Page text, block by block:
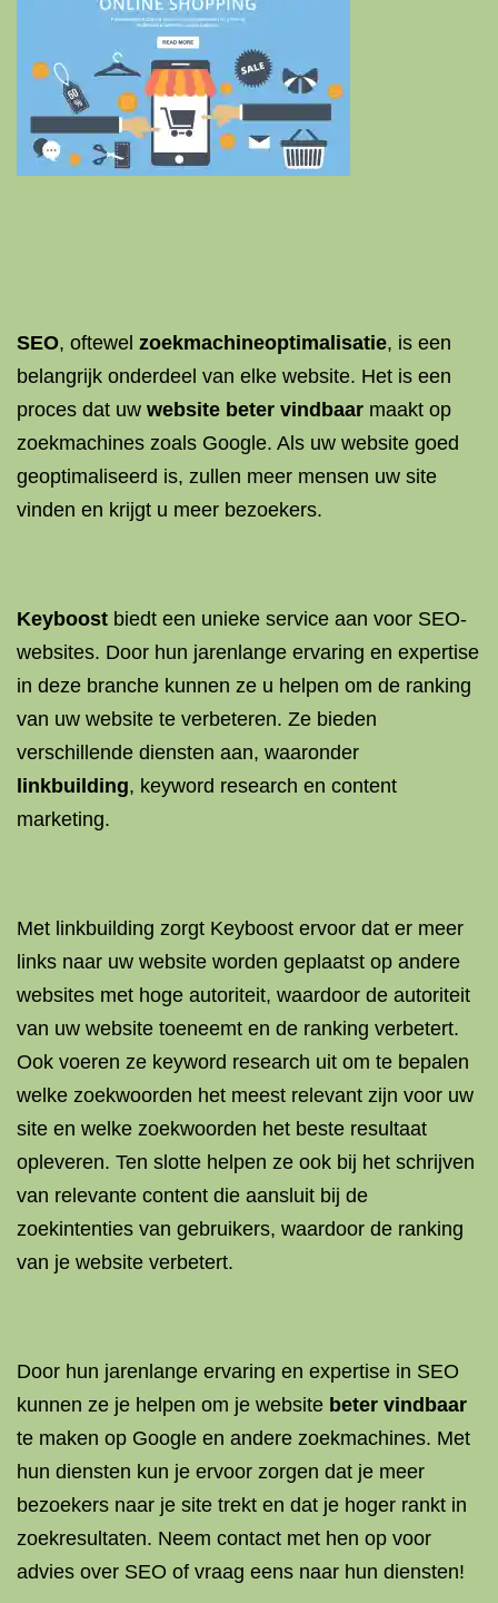
SEO, oftewel zoekmachineoptimalisatie, is een
belangrijk onderdeel van elke website. Het is een
proces dat uw website beter vindbaar maakt op
zoekmachines zoals Google. Als uw website goed
geoptimaliseerd is, zullen meer mensen uw site
vinden en krijgt u meer bezoekers.
Keyboost biedt een unieke service aan voor SEO-
websites. Door hun jarenlange ervaring en expertise
in deze branche kunnen ze u helpen om de ranking
van uw website te verbeteren. Ze bieden
verschillende diensten aan, waaronder
linkbuilding, keyword research en content
marketing.
Met linkbuilding zorgt Keyboost ervoor dat er meer
links naar uw website worden geplaatst op andere
websites met hoge autoriteit, waardoor de autoriteit
van uw website toeneemt en de ranking verbetert.
Ook voeren ze keyword research uit om te bepalen
welke zoekwoorden het meest relevant zijn voor uw
site en welke zoekwoorden het beste resultaat
opleveren. Ten slotte helpen ze ook bij het schrijven
van relevante content die aansluit bij de
zoekintenties van gebruikers, waardoor de ranking
van je website verbetert.
Door hun jarenlange ervaring en expertise in SEO
kunnen ze je helpen om je website beter vindbaar
te maken op Google en andere zoekmachines. Met
hun diensten kun je ervoor zorgen dat je meer
bezoekers naar je site trekt en dat je hoger rankt in
zoekresultaten. Neem contact met hen op voor
advies over SEO of vraag eens naar hun diensten!